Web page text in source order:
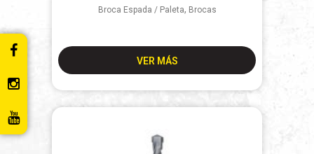
Broca Espada / Paleta, Brocas
VER MÁS